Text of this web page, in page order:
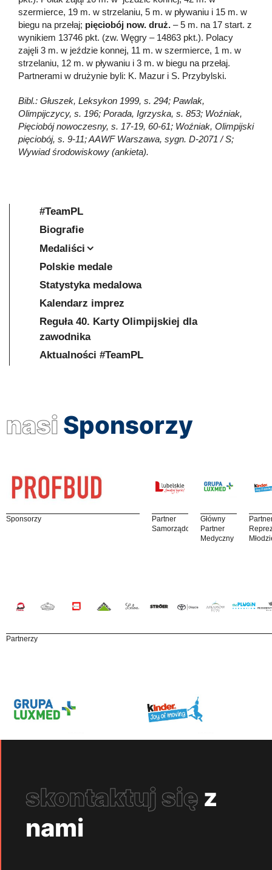
szermierce, 19 m. w strzelaniu, 5 m. w pływaniu i 15 m. w
biegu na przełaj; pięciobój now. druż. – 5 m. na 17 start. z
wynikiem 13746 pkt. (zw. Węgry – 14863 pkt.). Polacy
zajęli 3 m. w jeździe konnej, 11 m. w szermierce, 1 m. w
strzelaniu, 12 m. w pływaniu i 3 m. w biegu na przełaj.
Partnerami w drużynie byli: K. Mazur i S. Przybylski.
Bibl.: Głuszek, Leksykon 1999, s. 294; Pawlak,
Olimpijczycy, s. 196; Porada, Igrzyska, s. 853; Woźniak,
Pięciobój nowoczesny, s. 17-19, 60-61; Woźniak, Olimpijski
pięciobój, s. 9-11; AAWF Warszawa, sygn. D-2071 / S;
Wywiad środowiskowy (ankieta).
#TeamPL
Biografie
Medaliści
Polskie medale
Statystyka medalowa
Kalendarz imprez
Reguła 40. Karty Olimpijskiej dla
zawodnika
Aktualności #TeamPL
nasi Sponsorzy
Sponsorzy
Partner
Samorządowy
Główny
Partner
Medyczny
Partnerzy
skontaktuj się z
nami